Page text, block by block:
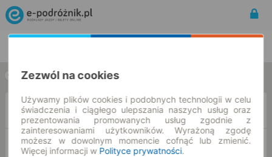
w jedną stronę w obie strony
Z
DO
Zezwól na cookies
Używamy plików cookies i podobnych technologii w celu
świadczenia i ciągłego ulepszania naszych usług oraz
prezentowania promowanych usług zgodnie z
zainteresowaniami użytkowników. Wyrażoną zgodę
możesz w dowolnym momencie cofnąć lub zmienić.
Więcej informacji w Polityce prywatności.